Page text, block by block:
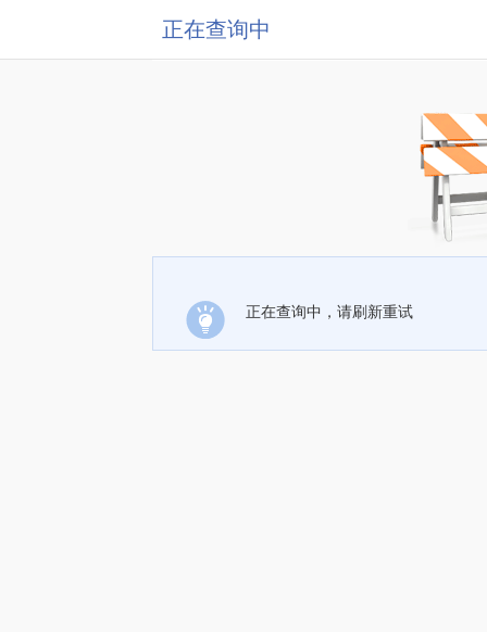
正在查询中
正在查询中，请刷新重试